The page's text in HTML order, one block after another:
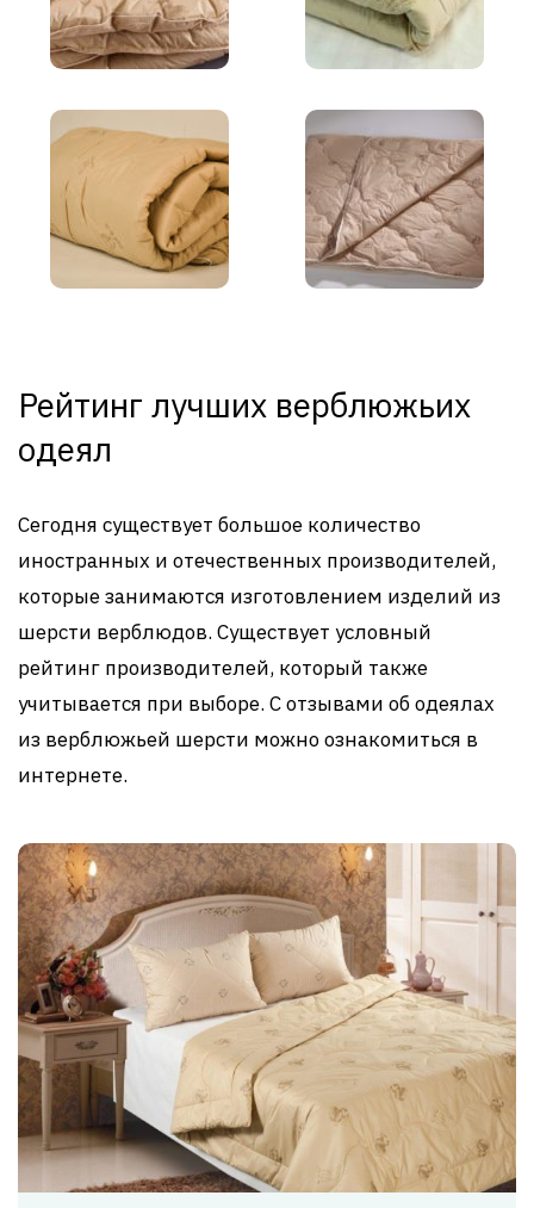
Рейтинг лучших верблюжьих
одеял
Сегодня существует большое количество
иностранных и отечественных производителей,
которые занимаются изготовлением изделий из
шерсти верблюдов. Существует условный
рейтинг производителей, который также
учитывается при выборе. С отзывами об одеялах
из верблюжьей шерсти можно ознакомиться в
интернете.